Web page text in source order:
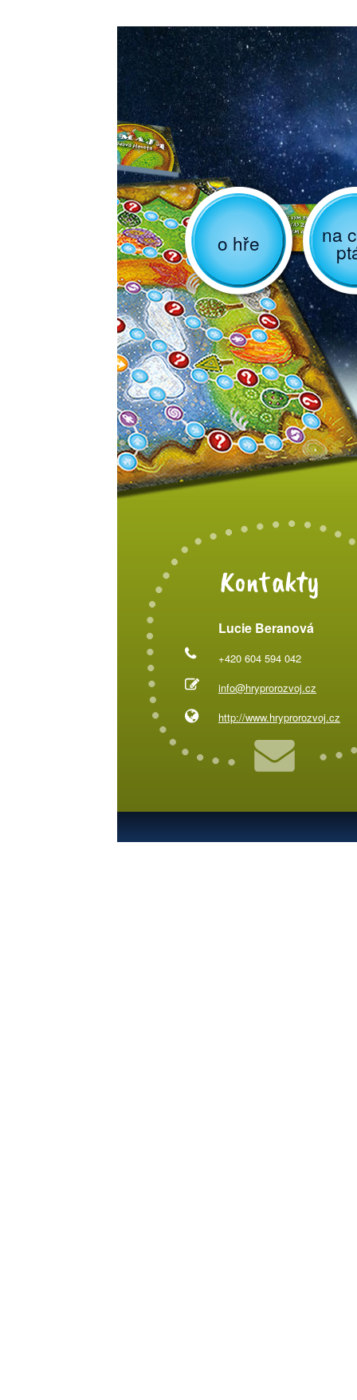
o hře na
Kontakty
Lucie Beranová
+420 604 594 042
info@hryprorozvoj.cz
http://www.hryprorozvoj.cz